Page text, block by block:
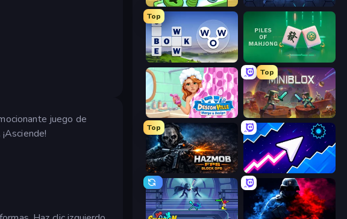
juego de
Screw Out: Bolts and Nuts Openfront
Top
Words of Wonders Piles of Mahjong
Designville: Merge & Design
Top
Miniblox
Top
Hazmob FPS: Online Shooter Space Waves